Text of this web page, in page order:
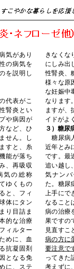
気があり
の病気を
を説明し
代表がこ
腎炎とい
や病因が
など、ひ
せん。し
すと、糸
能が落ち
、再吸収
気の総称
ゆくもの
と、フィ
体にタン
り目詰ま
的な治療
ィルター
めに、血
抗凝固剤
となる免
に、ステ
きなくな
にしみ出
性腎炎、
様々な原
な妊娠中
なります
ますが、
イドがよ
３）糖尿
糖尿病
近年とみ
です。最
追い越し
気ナン
た。糖尿
上手にで
なること
病の治療
果ですの
見直すこ
病の方に
要注意で
ってきた
考えずに